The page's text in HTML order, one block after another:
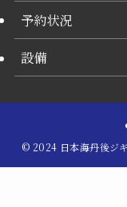
予約状況
設備
© 2024 日本海丹後